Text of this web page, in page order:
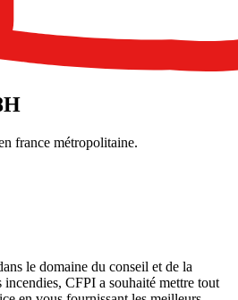
france métropolitaine.
le domaine du conseil et de la
CFPI a souhaité mettre tout